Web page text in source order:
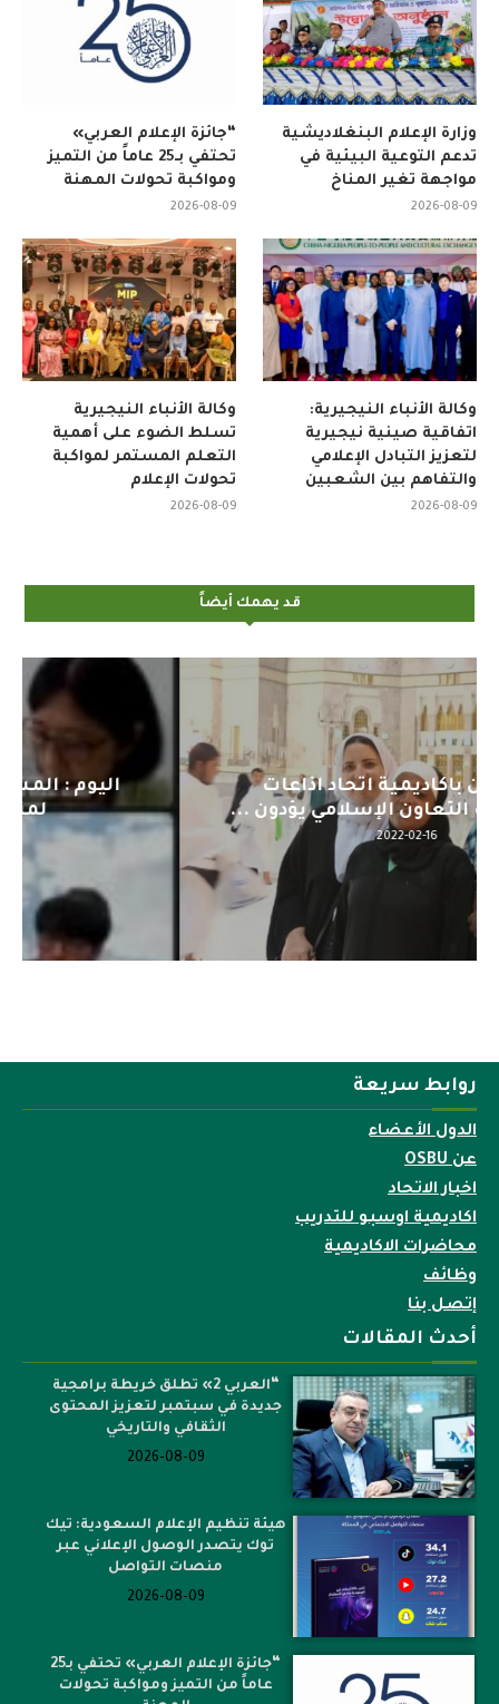
“جائزة الإعلام العربي»
تحتفي بـ25 عاماً من التميز
ومواكبة تحولات المهنة
2026-08-09
وزارة الإعلام البنغلاديشية
تدعم التوعية البيئية في
مواجهة تغير المناخ
2026-08-09
وكالة الأنباء النيجيرية
تسلط الضوء على أهمية
التعلم المستمر لمواكبة
تحولات الإعلام
2026-08-09
وكالة الأنباء النيجيرية:
اتفاقية صينية نيجيرية
لتعزيز التبادل الإعلامي
والتفاهم بين الشعبين
2026-08-09
قد يهمك أيضاً
اليوم : المشاركة بالاجتماع التحضيري
لمنظمي قمة اسيا...
2022-04-12
روابط سريعة
الدول الأعضاء
عن OSBU
اخبار الاتحاد
اكاديمية اوسبو للتدريب
محاضرات الاكاديمية
وظائف
إتصل بنا
أحدث المقالات
“العربي 2» تطلق خريطة برامجية
جديدة في سبتمبر لتعزيز المحتوى
الثقافي والتاريخي
2026-08-09
هيئة تنظيم الإعلام السعودية: تيك
توك يتصدر الوصول الإعلاني عبر
منصات التواصل
2026-08-09
“جائزة الإعلام العربي» تحتفي بـ25
عاماً من التميز ومواكبة تحولات